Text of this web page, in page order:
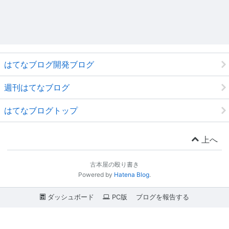
はてなブログ開発ブログ
週刊はてなブログ
はてなブログトップ
上へ
古本屋の殴り書き
Powered by Hatena Blog.
ダッシュボード PC版 ブログを報告する